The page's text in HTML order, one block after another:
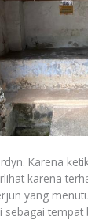
Karena
karena
yang
sebagai tempat